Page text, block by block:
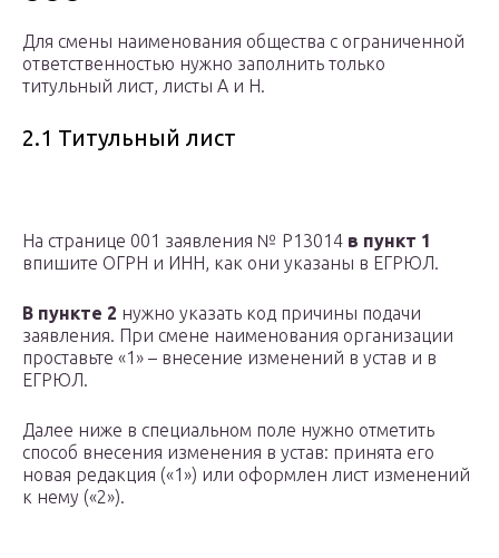
Для смены наименования общества с ограниченной
ответственностью нужно заполнить только
титульный лист, листы А и Н.
2.1 Титульный лист
На странице 001 заявления № Р13014 в пункт 1
впишите ОГРН и ИНН, как они указаны в ЕГРЮЛ.
В пункте 2 нужно указать код причины подачи
заявления. При смене наименования организации
проставьте «1» – внесение изменений в устав и в
ЕГРЮЛ.
Далее ниже в специальном поле нужно отметить
способ внесения изменения в устав: принята его
новая редакция («1») или оформлен лист изменений
к нему («2»).